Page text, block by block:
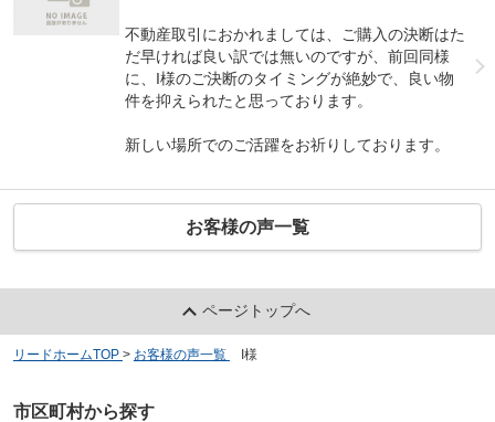
不動産取引におかれましては、ご購入の決断はた
だ早ければ良い訳では無いのですが、前回同様
に、I様のご決断のタイミングが絶妙で、良い物
件を抑えられたと思っております。
新しい場所でのご活躍をお祈りしております。
お客様の声一覧
ページトップへ
リードホームTOP > お客様の声一覧 I様
市区町村から探す